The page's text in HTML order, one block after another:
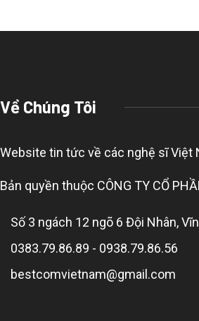
Về Chúng Tôi
Website tin tức về các nghệ sĩ Việt
Bản quyền thuộc CÔNG TY CỔ
Số 3 ngách 12 ngõ 6 Đội Nhân,
0383.79.86.89 - 0938.79.86.56
bestcomvietnam@gmail.com